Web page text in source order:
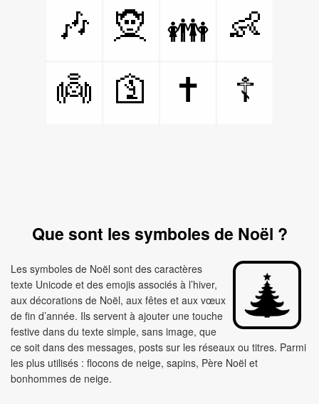
🎶
🧝 👪 👶
👼
🛐 ✝️ ☦️
Que sont les symboles de Noël ?
Les symboles de Noël sont des caractères
texte Unicode et des emojis associés à l’hiver,
aux décorations de Noël, aux fêtes et aux vœux
de fin d’année. Ils servent à ajouter une touche
festive dans du texte simple, sans image, que
ce soit dans des messages, posts sur les réseaux ou titres. Parmi
les plus utilisés : flocons de neige, sapins, Père Noël et
bonhommes de neige.